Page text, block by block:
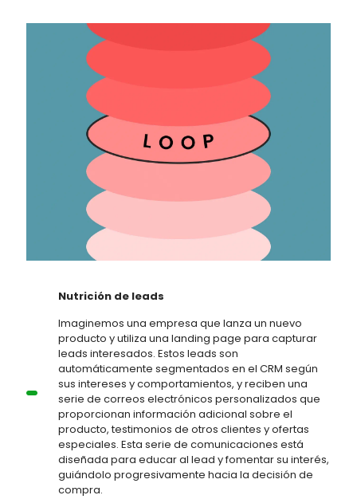
Nutrición de leads
Imaginemos una empresa que lanza un nuevo
producto y utiliza una landing page para capturar
leads interesados. Estos leads son
automáticamente segmentados en el CRM según
sus intereses y comportamientos, y reciben una
serie de correos electrónicos personalizados que
proporcionan información adicional sobre el
producto, testimonios de otros clientes y ofertas
especiales. Esta serie de comunicaciones está
diseñada para educar al lead y fomentar su interés,
guiándolo progresivamente hacia la decisión de
compra.